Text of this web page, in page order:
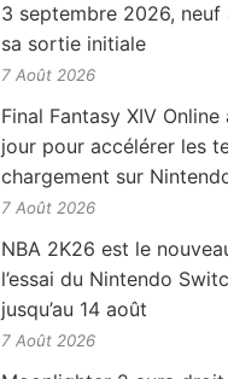
3 septembre 2026, neuf
sa sortie initiale
7 Août 2026
Final Fantasy XIV
jour pour accélérer les
chargement sur
7 Août 2026
NBA 2K26 est le
l’essai du Nintendo
jusqu’au 14 août
7 Août 2026